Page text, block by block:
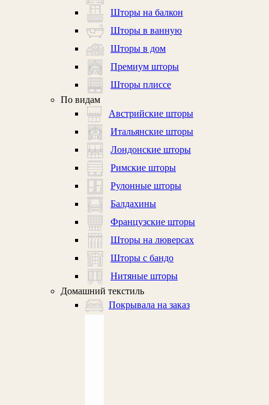
Шторы на балкон
Шторы в ванную
Шторы в дом
Премиум шторы
Шторы плиссе
По видам
Австрийские шторы
Итальянские шторы
Лондонские шторы
Римские шторы
Рулонные шторы
Балдахины
Французские шторы
Шторы на люверсах
Шторы с бандо
Нитяные шторы
Домашний текстиль
Покрывала на заказ